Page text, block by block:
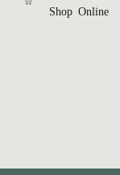
Shop Online